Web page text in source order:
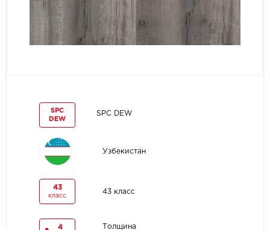
ECO Parquet
EcoClick
SPC
DEW
SPC DEW
Узбекистан
43
класс
43 класс
4
Толщина